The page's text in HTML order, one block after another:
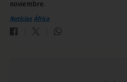
noviembre.
Noticias África